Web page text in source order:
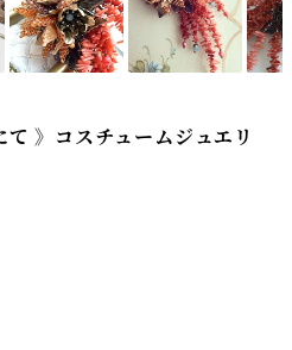
》コスチュームジュエリ